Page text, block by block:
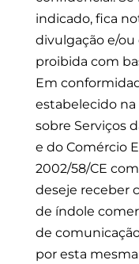
indicado, fica
divulgação e/ou
proibida com
Em
estabelecido na
sobre Serviços
e do Comércio
2002/58/CE
deseje receber
de índole
de
por esta